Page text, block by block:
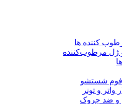
کننده ها
ژل مرطوب‌کننده
شستشو
واتر و تونر
ضد چروک